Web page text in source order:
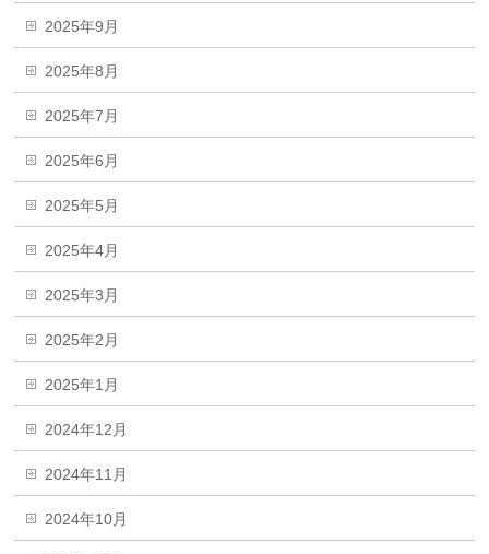
2025年9月
2025年8月
2025年7月
2025年6月
2025年5月
2025年4月
2025年3月
2025年2月
2025年1月
2024年12月
2024年11月
2024年10月